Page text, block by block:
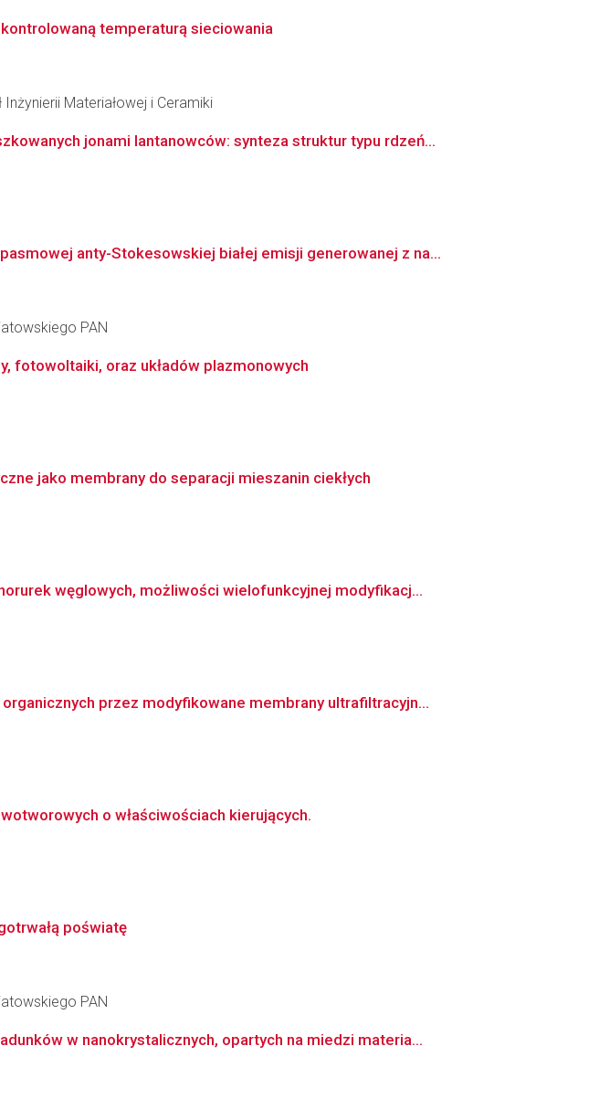
temperaturą sieciowania
Materiałowej i Ceramiki
jonami lantanowców: synteza struktur typu rdzeń...
anty-Stokesowskiej białej emisji generowanej z na...
PAN
fotowoltaiki, oraz układów plazmonowych
jako membrany do separacji mieszanin ciekłych
węglowych, możliwości wielofunkcyjnej modyfikacj...
przez modyfikowane membrany ultrafiltracyjn...
o właściwościach kierujących.
poświatę
PAN
w nanokrystalicznych, opartych na miedzi materia...